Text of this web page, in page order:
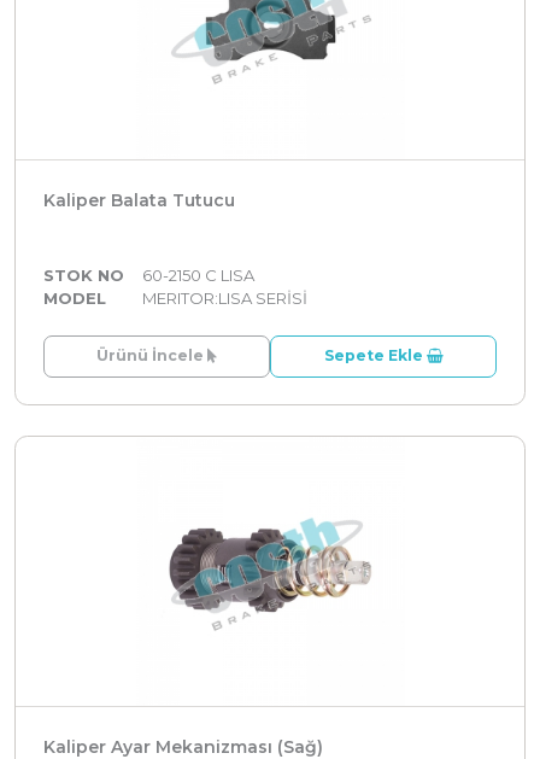
Kaliper Balata Tutucu
STOK NO
60-2150 C LISA
MODEL
MERITOR:LISA SERİSİ
Ürünü İncele Sepete Ekle
Kaliper Ayar Mekanizması (Sağ)